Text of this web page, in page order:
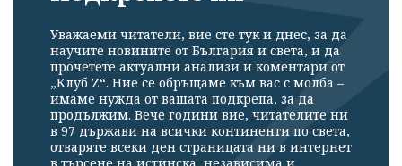
Уважаеми читатели, вие сте тук и днес, за да
научите новините от България и света, и да
прочетете актуални анализи и коментари от
„Клуб Z“. Ние се обръщаме към вас с молба –
имаме нужда от вашата подкрепа, за да
продължим. Вече години вие, читателите ни
в 97 държави на всички континенти по света,
отваряте всеки ден страницата ни в интернет